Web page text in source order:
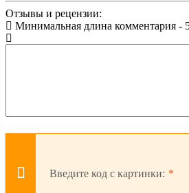
Отзывы и рецензии:
Минимальная длина комментария -
Введите код с картинки: